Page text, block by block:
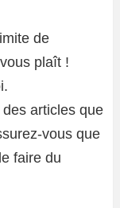
de
plaît !
des articles que
vous que
faire du